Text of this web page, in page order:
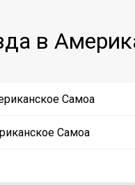
в
Самоа
Самоа